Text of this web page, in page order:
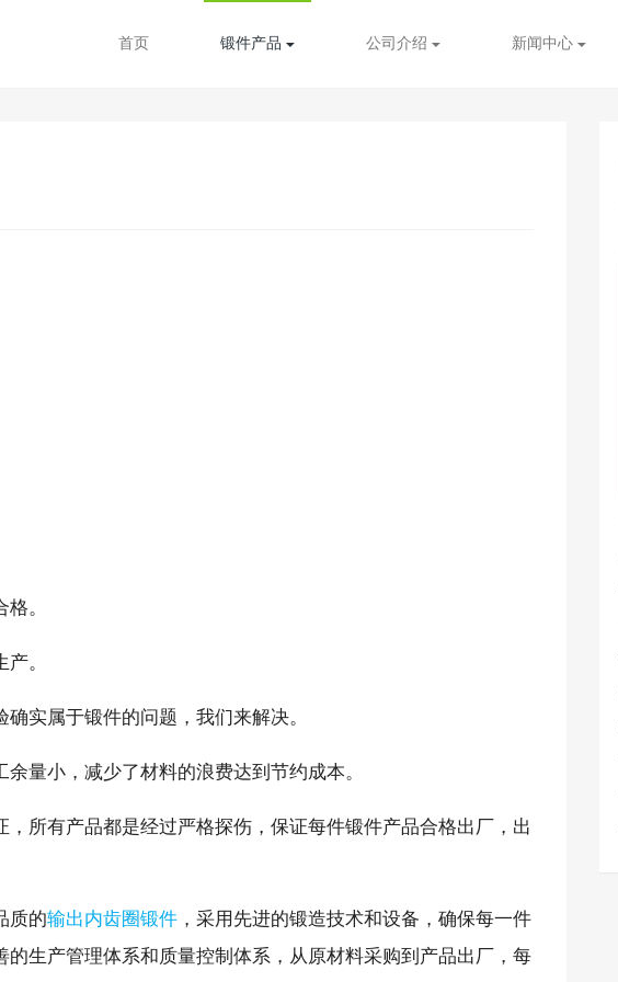
首页 锻件产品 公司介绍 新闻中心
。
。
实属于锻件的问题，我们来解决。
量小，减少了材料的浪费达到节约成本。
所有产品都是经过严格探伤，保证每件锻件产品合格出厂，出
质的输出内齿圈锻件 ，采用先进的锻造技术和设备，确保每一件
生产管理体系和质量控制体系，从原材料采购到产品出厂，每